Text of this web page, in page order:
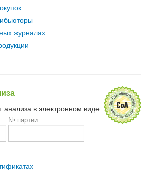
журналах
анализа в электронном виде:
№ партии